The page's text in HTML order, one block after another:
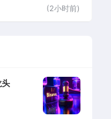
(2小时前)
头